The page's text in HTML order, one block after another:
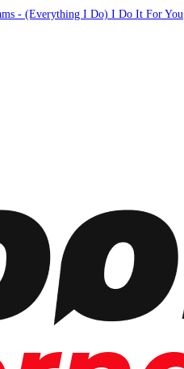
- (Everything I Do) I Do It For You